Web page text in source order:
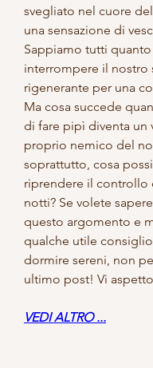
svegliato nel cuore
una sensazione di
Sappiamo tutti
interrompere il nostro
rigenerante per una
Ma cosa succede
di fare pipì diventa un
proprio nemico del
soprattutto, cosa
riprendere il controllo
notti? Se volete
questo argomento e
qualche utile
dormire sereni, non
ultimo post! Vi
VEDI ALTRO ...